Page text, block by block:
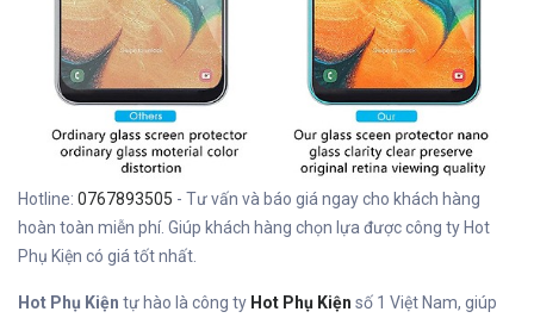
Hotline: 0767893505 - Tư vấn và báo giá ngay cho khách hàng
hoàn toàn miễn phí. Giúp khách hàng chọn lựa được công ty Hot
Phụ Kiện có giá tốt nhất.
Hot Phụ Kiện tự hào là công ty Hot Phụ Kiện số 1 Việt Nam, giúp